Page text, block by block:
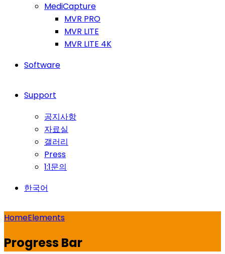
MediCapture
MVR PRO
MVR LITE
MVR LITE 4K
Software
Support
공지사항
자료실
갤러리
Press
1:1문의
한국어
HomeElements
Progress Bar